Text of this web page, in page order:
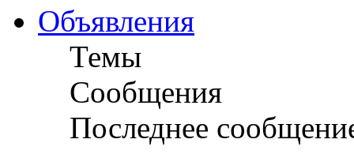
Объявления
Темы
Сообщения
Последнее